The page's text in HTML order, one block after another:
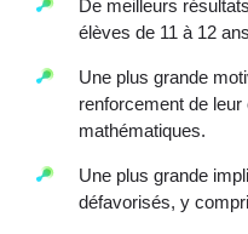
De meilleurs
élèves de 11 à 12
Une plus grande
renforcement de
mathématiques.
Une plus grande
défavorisés, y